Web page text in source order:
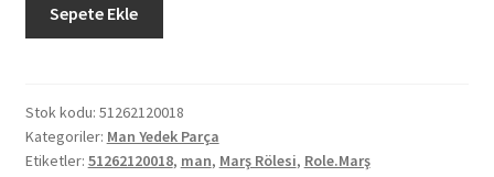
51262120018
adet
Sepete Ekle
Stok kodu: 51262120018
Kategoriler: Man Yedek Parça
Etiketler: 51262120018, man, Marş Rölesi, Role.Marş